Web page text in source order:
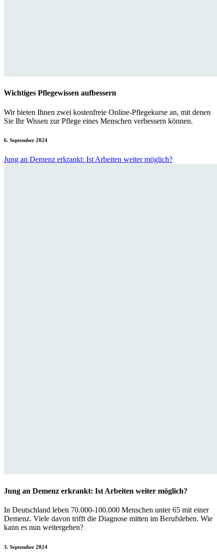
Wichtiges Pflegewissen aufbessern
Wir bieten Ihnen zwei kostenfreie Online-Pflegekurse an, mit denen
Sie Ihr Wissen zur Pflege eines Menschen verbessern können.
6. September 2024
Jung an Demenz erkrankt: Ist Arbeiten weiter möglich?
Jung an Demenz erkrankt: Ist Arbeiten weiter möglich?
In Deutschland leben 70.000-100.000 Menschen unter 65 mit einer
Demenz. Viele davon trifft die Diagnose mitten im Berufsleben. Wie
kann es nun weitergehen?
3. September 2024